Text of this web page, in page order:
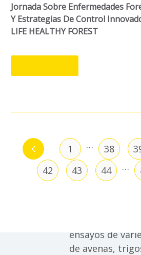
Jornada Sobre Enfermedades
Y Estrategias De Control
LIFE HEALTHY FOREST
1 … 38
42
43 44 …
ensayos de
de avenas,